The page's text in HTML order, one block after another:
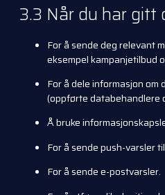
3.3 Når du har
For å sende deg relevant
eksempel kampanjetilbud
For å dele informasjon
(oppførte databehandlere
Å bruke
For å sende push-varsler
For å sende e-postvarsler.